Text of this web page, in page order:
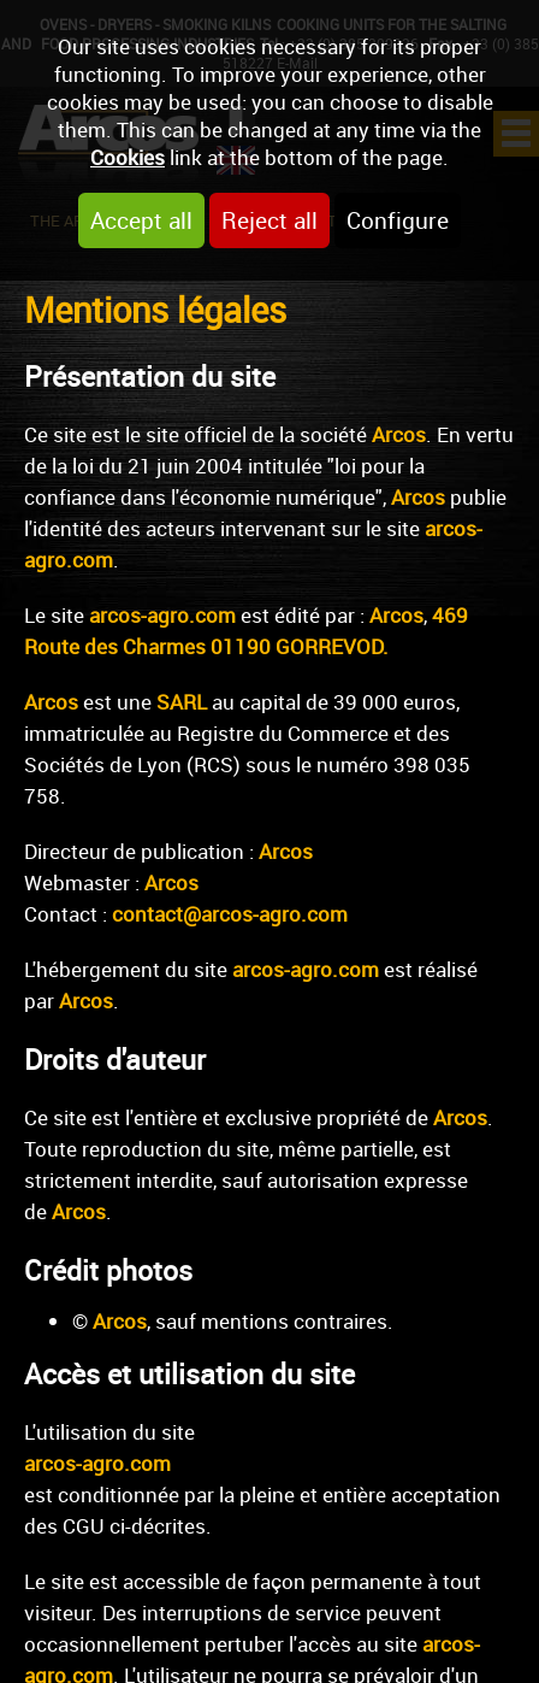
Our site uses cookies necessary for its proper
functioning. To improve your experience, other
cookies may be used: you can choose to disable
them. This can be changed at any time via the
Cookieslink at the bottom of the page.
Accept all Reject all Configure
OVENS - DRYERS - SMOKING KILNS COOKING UNITS FOR THE SALTING
AND FOOD PROCESSING INDUSTRIES Tel: +33 (0) 385 309926 Fax: +33 (0) 385
518227 E-Mail
THE ARCOS COMPAGNY NEWS CONTACT
Mentions légales
Présentation du site
Ce site est le site officiel de la sociétéArcos . En vertu
de la loi du 21 juin 2004 intitulée "loi pour la
confiance dans l'économie numérique",Arcos publie
l'identité des acteurs intervenant sur le site arcos-
agro.com
Le site arcos-agro.comest édité par : Arcos,469
Route des Charmes 01190 GORREVOD.
Arcosest une SARLau capital de 39 000 euros,
immatriculée au Registre du Commerce et des
Sociétés de Lyon (RCS) sous le numéro 398 035
758.
Directeur de publication : Arcos
Webmaster : Arcos
Contact : contact@arcos-agro.com
L'hébergement du site arcos-agro.comest réalisé
parArcos
Droits d'auteur
Ce site est l'entière et exclusive propriété deArcos
Toute reproduction du site, même partielle, est
strictement interdite, sauf autorisation expresse
deArcos
Crédit photos
©Arcos, sauf mentions contraires.
Accès et utilisation du site
L'utilisation du site
arcos-agro.com
est conditionnée par la pleine et entière acceptation
des CGU ci-décrites.
Le site est accessible de façon permanente à tout
visiteur. Des interruptions de service peuvent
occasionnellement pertuber l'accès au site arcos-
agro.com . L'utilisateur ne pourra se prévaloir d'un